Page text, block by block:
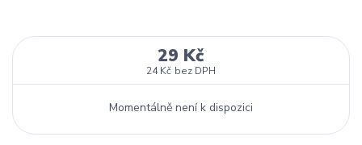
29 Kč
24 Kč bez DPH
Momentálně není k dispozici